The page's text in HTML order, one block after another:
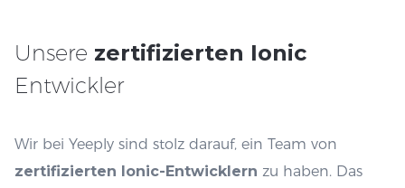
Unsere zertifizierten Ionic
Entwickler
Wir bei Yeeply sind stolz darauf, ein Team von
zertifizierten Ionic-Entwicklern zu haben. Das